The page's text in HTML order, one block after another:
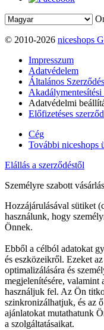
© 2010-2026 niceshops
Impresszum
Adatvédelem
Általános
Adatvédelmi
Előfizetéses
Cég
További niceshops
Elállás a szerződéstől
Személyre szabott
Hozzájárulásával sütiket
használunk, hogy
Önnek.
Ebből a célból adatokat
és eszközeikről. Ezeket
optimalizálására és
megjelenítésére, valamint
használjuk fel. Az Ön
szinkronizálhatjuk, és az
ajánlatokat mutathatunk
a szolgáltatásaikat.